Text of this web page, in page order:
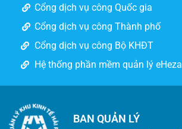
Cổng dịch vụ công Quốc gia
Cổng dịch vụ công Thành phố
Cổng dịch vụ công Bộ KHĐT
Hệ thống phần mềm quản lý eHeza
BAN QUẢN LÝ